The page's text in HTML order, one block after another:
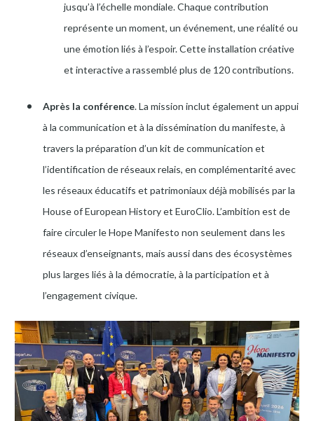
jusqu’à l’échelle mondiale. Chaque contribution
représente un moment, un événement, une réalité ou
une émotion liés à l’espoir. Cette installation créative
et interactive a rassemblé plus de 120 contributions.
Après la conférence. La mission inclut également un appui
à la communication et à la dissémination du manifeste, à
travers la préparation d’un kit de communication et
l’identification de réseaux relais, en complémentarité avec
les réseaux éducatifs et patrimoniaux déjà mobilisés par la
House of European History et EuroClio. L’ambition est de
faire circuler le Hope Manifesto non seulement dans les
réseaux d’enseignants, mais aussi dans des écosystèmes
plus larges liés à la démocratie, à la participation et à
l’engagement civique.